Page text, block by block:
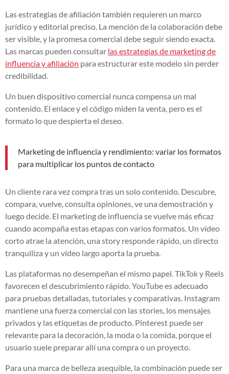
Las estrategias de afiliación también requieren un marco
jurídico y editorial preciso. La mención de la colaboración debe
ser visible, y la promesa comercial debe seguir siendo exacta.
Las marcas pueden consultar las estrategias de marketing de
influencia y afiliación para estructurar este modelo sin perder
credibilidad.
Un buen dispositivo comercial nunca compensa un mal
contenido. El enlace y el código miden la venta, pero es el
formato lo que despierta el deseo.
Marketing de influencia y rendimiento: variar los formatos
para multiplicar los puntos de contacto
Un cliente rara vez compra tras un solo contenido. Descubre,
compara, vuelve, consulta opiniones, ve una demostración y
luego decide. El marketing de influencia se vuelve más eficaz
cuando acompaña estas etapas con varios formatos. Un vídeo
corto atrae la atención, una story responde rápido, un directo
tranquiliza y un vídeo largo aporta la prueba.
Las plataformas no desempeñan el mismo papel. TikTok y Reels
favorecen el descubrimiento rápido. YouTube es adecuado
para pruebas detalladas, tutoriales y comparativas. Instagram
mantiene una fuerza comercial con las stories, los mensajes
privados y las etiquetas de producto. Pinterest puede ser
relevante para la decoración, la moda o la comida, porque el
usuario suele preparar allí una compra o un proyecto.
Para una marca de belleza asequible, la combinación puede ser